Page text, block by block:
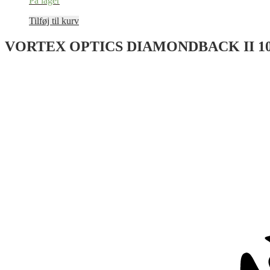
Tilføj til kurv
VORTEX OPTICS DIAMONDBACK II